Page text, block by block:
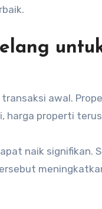
awal.
harga properti
naik signifikan.